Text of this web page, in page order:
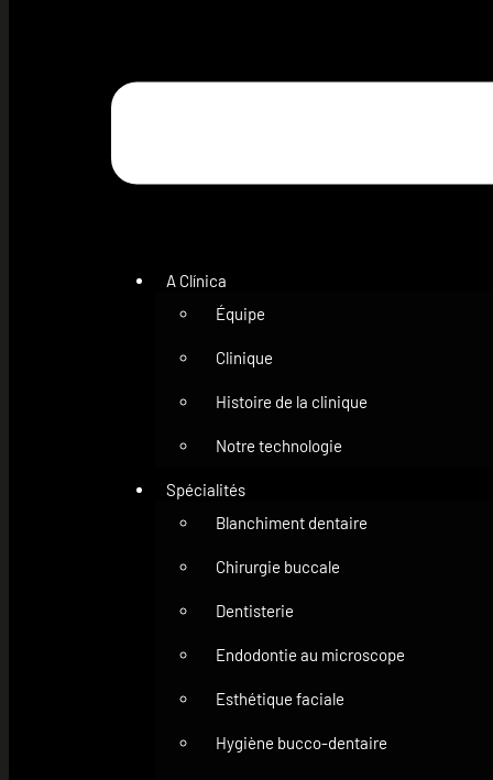
A Clínica
Équipe
Clinique
Histoire de la clinique
Notre technologie
Spécialités
Blanchiment dentaire
Chirurgie buccale
Dentisterie
Endodontie au microscope
Esthétique faciale
Hygiène bucco-dentaire